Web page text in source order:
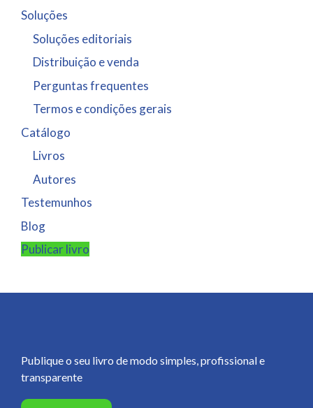
Soluções
Soluções editoriais
Distribuição e venda
Perguntas frequentes
Termos e condições gerais
Catálogo
Livros
Autores
Testemunhos
Blog
Publicar livro
Publique o seu livro de modo simples, profissional e
transparente